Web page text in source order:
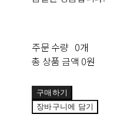
주문 수량 0개
총 상품 금액 0원
구매하기
장바구니에 담기